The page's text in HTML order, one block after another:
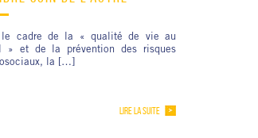
le cadre de la « qualité de vie au
» et de la prévention des risques
la […]
LIRE LA SUITE